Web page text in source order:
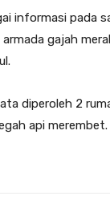
informasi pada
gajah
diperoleh 2
api